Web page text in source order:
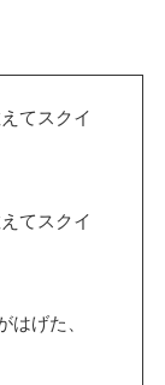
てスクイ
てスクイ
はげた、